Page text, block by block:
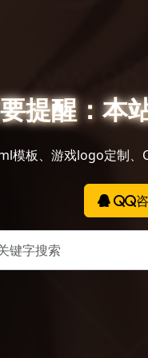
提醒：本
模板、游戏logo定制、
QQ